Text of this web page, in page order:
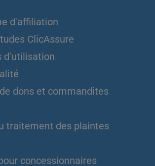
d'affiliation
ClicAssure
d'utilisation
dons et commandites
traitement des plaintes
concessionnaires